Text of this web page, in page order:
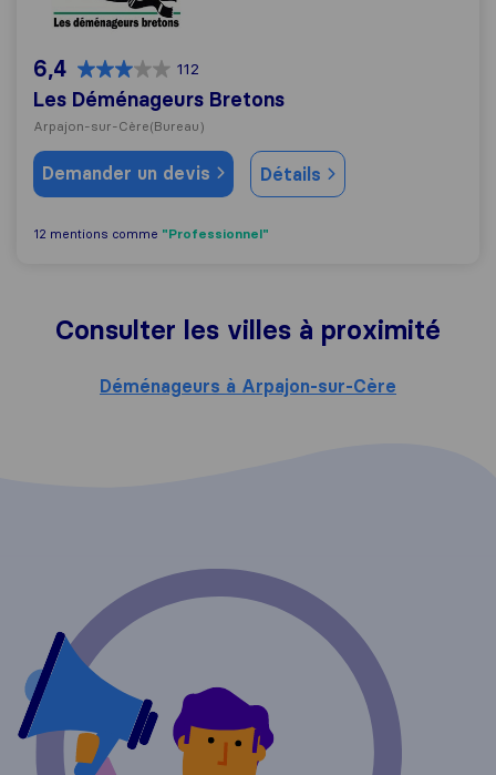
6,4 112
Les Déménageurs Bretons
Arpajon-sur-Cère(Bureau)
Demander un devis Détails
12 mentions comme "Professionnel"
Consulter les villes à proximité
Déménageurs à Arpajon-sur-Cère